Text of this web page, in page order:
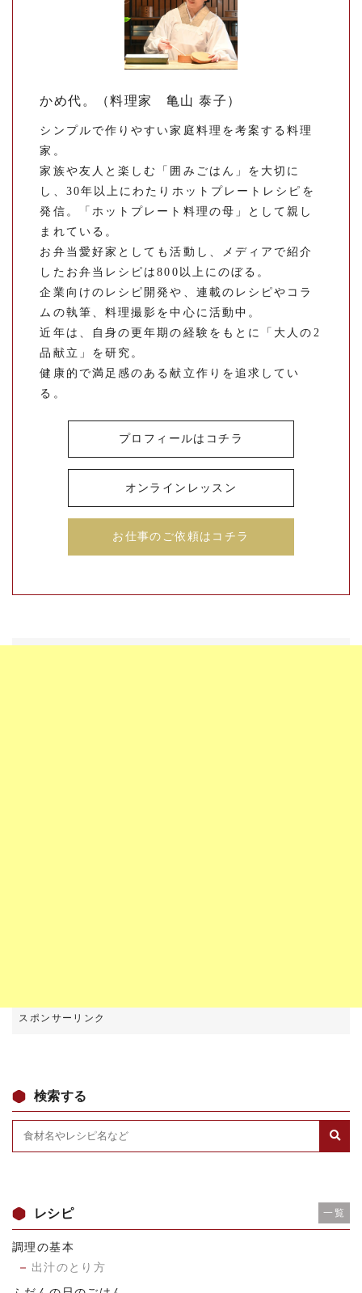
かめ代。（料理家 亀山 泰子）
シンプルで作りやすい家庭料理を考案する料理
家。
家族や友人と楽しむ「囲みごはん」を大切に
し、30年以上にわたりホットプレートレシピを
発信。「ホットプレート料理の母」として親し
まれている。
お弁当愛好家としても活動し、メディアで紹介
したお弁当レシピは800以上にのぼる。
企業向けのレシピ開発や、連載のレシピやコラ
ムの執筆、料理撮影を中心に活動中。
近年は、自身の更年期の経験をもとに「大人の2
品献立」を研究。
健康的で満足感のある献立作りを追求してい
る。
プロフィールはコチラ
オンラインレッスン
お仕事のご依頼はコチラ
検索する
レシピ 一覧
調理の基本
出汁のとり方